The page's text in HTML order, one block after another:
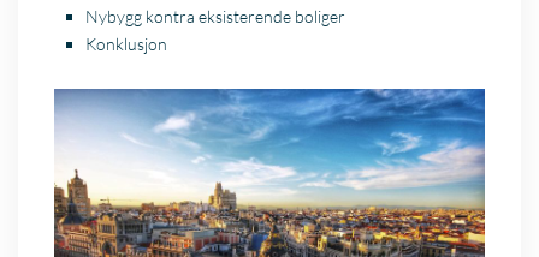
Nybygg kontra eksisterende boliger
Konklusjon